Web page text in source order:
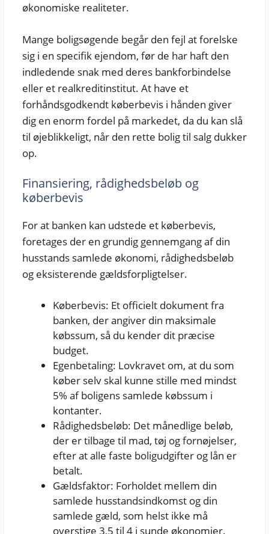
økonomiske realiteter.
Mange boligsøgende begår den fejl at forelske
sig i en specifik ejendom, før de har haft den
indledende snak med deres bankforbindelse
eller et realkreditinstitut. At have et
forhåndsgodkendt køberbevis i hånden giver
dig en enorm fordel på markedet, da du kan slå
til øjeblikkeligt, når den rette bolig til salg dukker
op.
Finansiering, rådighedsbeløb og
køberbevis
For at banken kan udstede et køberbevis,
foretages der en grundig gennemgang af din
husstands samlede økonomi, rådighedsbeløb
og eksisterende gældsforpligtelser.
Køberbevis: Et officielt dokument fra
banken, der angiver din maksimale
købssum, så du kender dit præcise
budget.
Egenbetaling: Lovkravet om, at du som
køber selv skal kunne stille med mindst
5% af boligens samlede købssum i
kontanter.
Rådighedsbeløb: Det månedlige beløb,
der er tilbage til mad, tøj og fornøjelser,
efter at alle faste boligudgifter og lån er
betalt.
Gældsfaktor: Forholdet mellem din
samlede husstandsindkomst og din
samlede gæld, som helst ikke må
overstige 3,5 til 4 i sunde økonomier.